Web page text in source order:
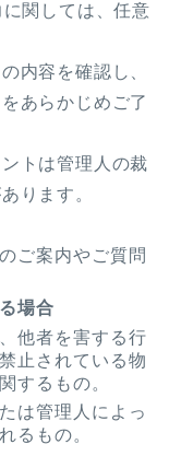
関しては、任意
内容を確認し、
あらかじめご了
トは管理人の裁
ります。
ご案内やご質問
場合
他者を害する行
止されている物
するもの。
は管理人によっ
るもの。